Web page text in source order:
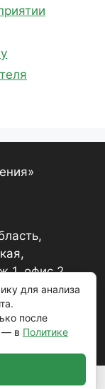
1, офис 2
79
данных
для анализа
после
— в Политике